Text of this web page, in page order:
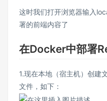
这时我们打开浏览器输入
署的前端内容了
在Docker中部署
1.现在本地（宿主机）创建
文件，如下：